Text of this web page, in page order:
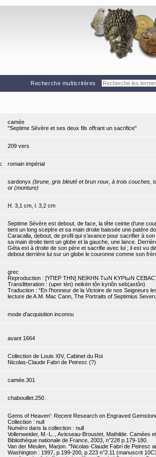
Recherche multicritères
camée
"Septime Sévère et ses deux fils offrant un sacrifice"
209 vers
romain impérial
sardonyx (brune, gris bleuté et brun roux, à trois couches,
or (monture)
H. 3,1 cm, l. 3,2 cm
Septime Sévère est debout, de face, la tête ceinte d’une
tient un long sceptre et sa main droite baissée une patère
Caracalla, debout, de profil qui s’avance pour sacrifier à
sa main droite tient un globe et la gauche, une lance.
Géta est à droite de son père et sacrifie avec lui ; il est vu
debout derrière lui sur un globe le couronne comme son
grec
Reproduction : [YΠEP THN] ΝΕΙΚΗΝ ΤωΝ ΚΥΡΙωΝ
Translitteration : (uper tèn) neikèn tôn kyriôn seb(astôn)
Traduction : “En l’honneur de la Victoire de nos Seigneurs
lecture de A.M. Mac Cann, The Portraits of Septimius
mode d'acquisition inconnu
avant 1664
Collection de Louis XIV, Cabinet du Roi
Nicolas-Claude Fabri de Peiresc (?)
camée.301
chabouillet.250
Gems of Heaven': Recent Research on Engraved
Collection : null
Numéro dans la collection : null
Vollenweider, M.-L.., Avisseau-Broustet, Mathilde. Camées
Bibliothèque nationale de France, 2003, n°228 p.179-180.
Van der Meulen, Marjon. "Nicolas-Claude Fabri de Peiresc
Washington : 1997, p.199-200, p.223 n°2.11 (manuscrit